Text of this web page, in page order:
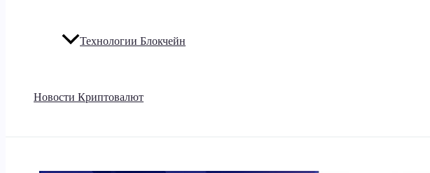
Технологии Блокчейн
Новости Криптовалют